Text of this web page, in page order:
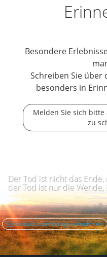
Besondere
Schreiben Sie über
besonders in
Melden Sie sich
zu
Der Tod ist nicht das
der Tod ist nur die
Kontakt zum Verlag aufnehmen